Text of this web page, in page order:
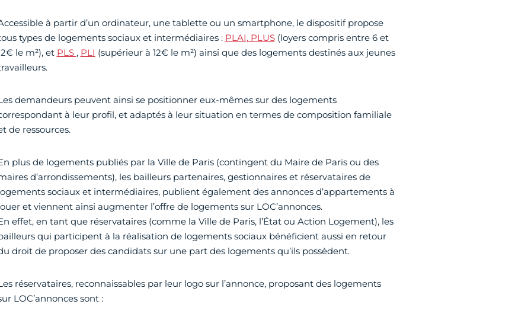
à partir d’un ordinateur, une tablette ou un smartphone, le dispositif propose
types de logements sociaux et intermédiaires : PLAI, PLUS(loyers compris entre 6 et
le m²), et PLS , PLI (supérieur à 12€ le m²) ainsi que des logements destinés aux jeunes
demandeurs peuvent ainsi se positionner eux-mêmes sur des logements
à leur profil, et adaptés à leur situation en termes de composition familiale
de ressources.
plus de logements publiés par la Ville de Paris (contingent du Maire de Paris ou des
d’arrondissements), les bailleurs partenaires, gestionnaires et réservataires de
sociaux et intermédiaires, publient également des annonces d’appartements à
et viennent ainsi augmenter l’offre de logements sur LOC’annonces.
effet, en tant que réservataires (comme la Ville de Paris, l’État ou Action Logement), les
qui participent à la réalisation de logements sociaux bénéficient aussi en retour
droit de proposer des candidats sur une part des logements qu’ils possèdent.
réservataires, reconnaissables par leur logo sur l’annonce, proposant des logements
LOC’annonces sont :